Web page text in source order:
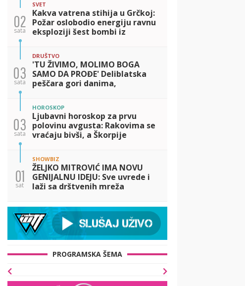
02
sata
SVET
Kakva vatrena stihija u Grčkoj:
Požar oslobodio energiju ravnu
eksploziji šest bombi iz
03
sata
DRUŠTVO
'TU ŽIVIMO, MOLIMO BOGA
SAMO DA PROĐE' Deliblatska
peščara gori danima,
sigurno, vatrogasci gase po
03
sata
HOROSKOP
Ljubavni horoskop za prvu
polovinu avgusta: Rakovima se
vraćaju bivši, a Škorpije
01
sat
SHOWBIZ
ŽELJKO MITROVIĆ IMA NOVU
GENIJALNU IDEJU: Sve uvrede i
laži sa drštvenih mreža
će mu, ni ne sluteći, doneti
NOVAC (VIDE
PROGRAMSKA ŠEMA